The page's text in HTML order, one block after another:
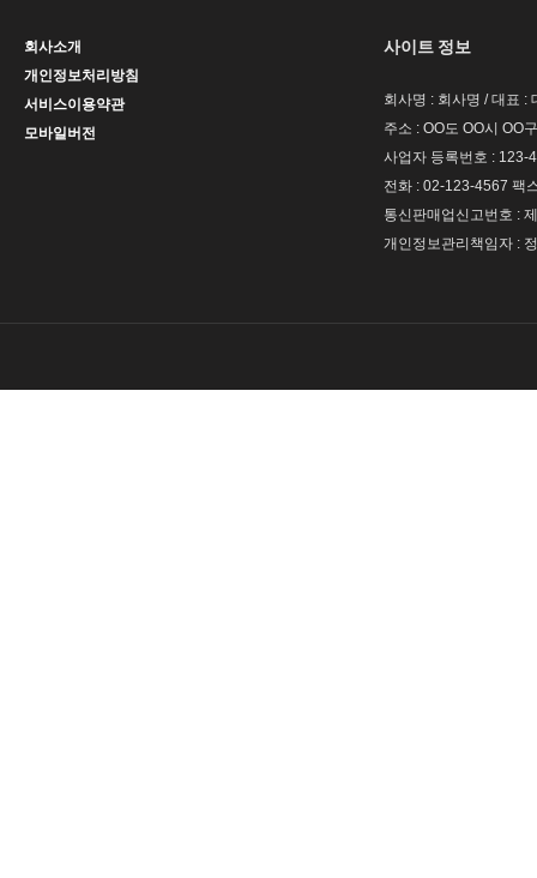
회사소개
개인정보처리방침
서비스이용약관
모바일버전
사이트 정보
회사명 : 회사명 / 대표 :
주소 : OO도 OO시 OO
사업자 등록번호 : 123-
전화 : 02-123-4567 팩
통신판매업신고번호 :
개인정보관리책임자 :